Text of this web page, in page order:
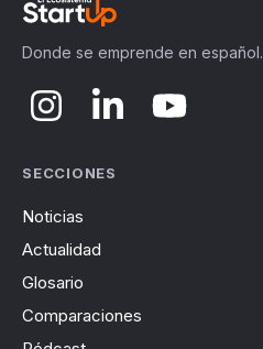
Donde se emprende en español.
SECCIONES
Noticias
Actualidad
Glosario
Comparaciones